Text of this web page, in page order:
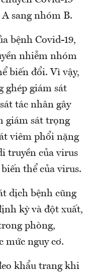
sang nhóm B.
bệnh Covid-19,
nhiễm nhóm
biến đổi. Vì vậy,
ghép giám sát
tác nhân gây
giám sát trọng
viêm phổi nặng
truyền của virus
thể của virus.
dịch bệnh cũng
kỳ và đột xuất,
phòng,
mức nguy cơ.
khẩu trang khi